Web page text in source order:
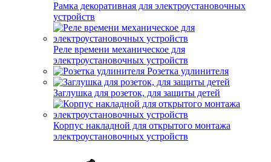
Рамка декоративная для электроустановочных
устройств
Реле времени механическое для
электроустановочных устройств
Розетка удлинителя
Заглушка для розеток, для защиты детей
Корпус накладной для открытого монтажа
электроустановочных устройств